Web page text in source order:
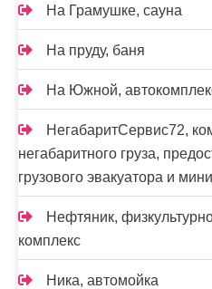
На Грамушке, сауна
На пруду, баня
На Южной,
НегабаритСервис72,
негабаритного груза,
грузового эвакуатора и
Нефтяник,
комплекс
Ника, автомойка